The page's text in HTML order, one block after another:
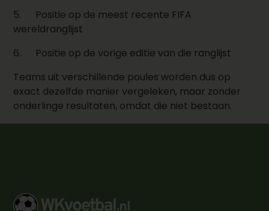
5. Positie op de meest recente FIFA
wereldranglijst
6. Positie op de vorige editie van die ranglijst
Teams uit verschillende poules worden dus op
exact dezelfde manier vergeleken, maar zonder
onderlinge resultaten, omdat die niet bestaan.